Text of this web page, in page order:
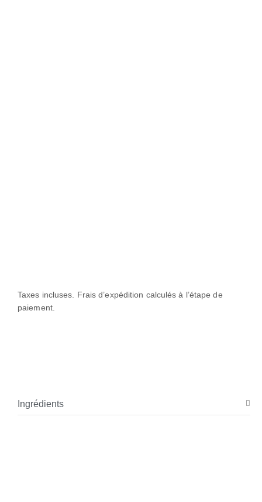
Taxes incluses. Frais d’expédition calculés à l’étape de
paiement.
Ingrédients